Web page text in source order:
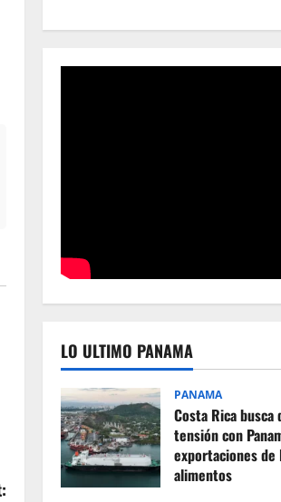
LO ULTIMO PANAMA
PANAMA
Costa Rica busca
tensión con
exportaciones de
alimentos